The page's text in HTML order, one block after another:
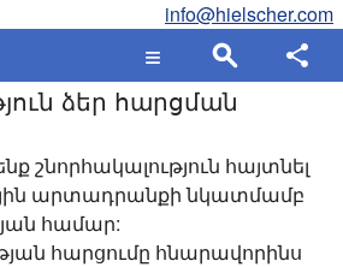
info@hielscher.com
ձեր հարցման
շնորհակալություն հայտնել
արտադրանքի նկատմամբ
համար:
հարցումը հնարավորինս